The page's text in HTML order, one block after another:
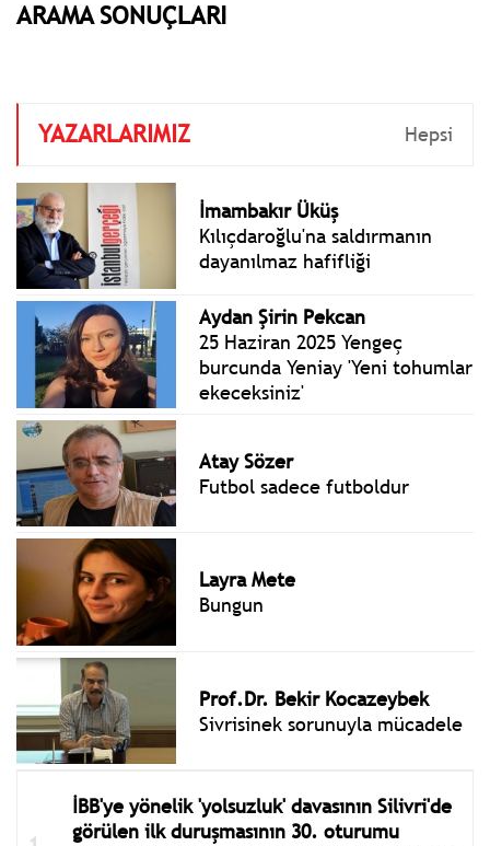
ARAMA SONUÇLARI
YAZARLARIMIZ Hepsi
İmambakır Üküş
Kılıçdaroğlu'na saldırmanın
dayanılmaz hafifliği
Aydan Şirin Pekcan
25 Haziran 2025 Yengeç
burcunda Yeniay 'Yeni tohumlar
ekeceksiniz'
Atay Sözer
Futbol sadece futboldur
Layra Mete
Bungun
Prof.Dr. Bekir Kocazeybek
Sivrisinek sorunuyla mücadele
İBB'ye yönelik 'yolsuzluk' davasının Silivri'de
görülen ilk duruşmasının 30. oturumu